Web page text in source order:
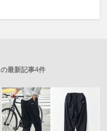
の最新記事4件